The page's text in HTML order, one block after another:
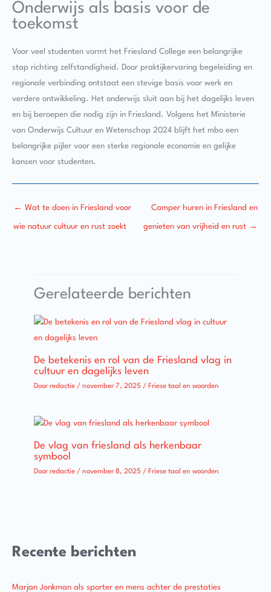
Onderwijs als basis voor de
toekomst
Voor veel studenten vormt het Friesland College een belangrijke
stap richting zelfstandigheid. Door praktijkervaring begeleiding en
regionale verbinding ontstaat een stevige basis voor werk en
verdere ontwikkeling. Het onderwijs sluit aan bij het dagelijks leven
en bij beroepen die nodig zijn in Friesland. Volgens het Ministerie
van Onderwijs Cultuur en Wetenschap 2024 blijft het mbo een
belangrijke pijler voor een sterke regionale economie en gelijke
kansen voor studenten.
← Wat te doen in Friesland voor
wie natuur cultuur en rust zoekt
Camper huren in Friesland en
genieten van vrijheid en rust →
Gerelateerde berichten
De betekenis en rol van de Friesland vlag in
cultuur en dagelijks leven
Door redactie/november 7, 2025/Friese taal en woorden
De vlag van friesland als herkenbaar
symbool
Door redactie /november 8, 2025 / Friese taal en woorden
Recente berichten
Marjan Jonkman als sporter en mens achter de prestaties